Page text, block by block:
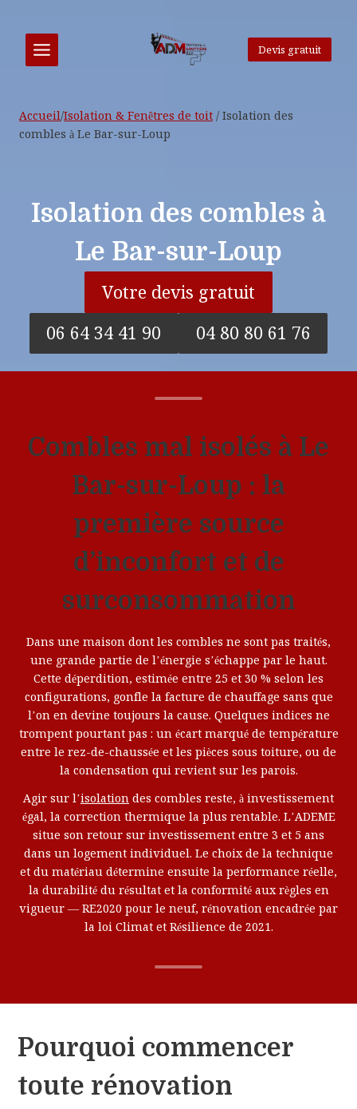
contenu
Devis gratuit
Accueil/Isolation & Fenêtres de toit / Isolation des
combles à Le Bar-sur-Loup
Isolation des combles à
Le Bar-sur-Loup
Votre devis gratuit
06 64 34 41 90
04 80 80 61 76
Combles mal isolés à Le
Bar-sur-Loup : la
première source
d’inconfort et de
surconsommation
Dans une maison dont les combles ne sont pas traités,
une grande partie de l’énergie s’échappe par le haut.
Cette déperdition, estimée entre 25 et 30 % selon les
configurations, gonfle la facture de chauffage sans que
l’on en devine toujours la cause. Quelques indices ne
trompent pourtant pas : un écart marqué de température
entre le rez-de-chaussée et les pièces sous toiture, ou de
la condensation qui revient sur les parois.
Agir sur l’isolation des combles reste, à investissement
égal, la correction thermique la plus rentable. L’ADEME
situe son retour sur investissement entre 3 et 5 ans
dans un logement individuel. Le choix de la technique
et du matériau détermine ensuite la performance réelle,
la durabilité du résultat et la conformité aux règles en
vigueur — RE2020 pour le neuf, rénovation encadrée par
la loi Climat et Résilience de 2021.
Pourquoi commencer
toute rénovation